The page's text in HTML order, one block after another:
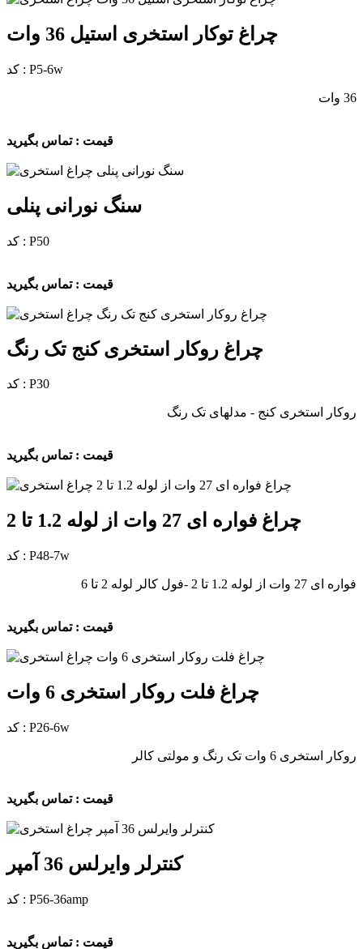
چراغ توکار استخری استیل 36 وات
کد : P5-6w
36 وات
قیمت : تماس بگیرید
سنگ نورانی پنلی
کد : P50
قیمت : تماس بگیرید
چراغ روکار استخری کنج تک رنگ
کد : P30
روکار استخری کنج - مدلهای تک رنگ
قیمت : تماس بگیرید
چراغ فواره ای 27 وات از لوله 1.2 تا 2
کد : P48-7w
فواره ای 27 وات از لوله 1.2 تا 2 -فول کالر لوله 2 تا 6
قیمت : تماس بگیرید
چراغ فلت روکار استخری 6 وات
کد : P26-6w
روکار استخری 6 وات تک رنگ و مولتی کالر
قیمت : تماس بگیرید
کنترلر وایرلس 36 آمپر
کد : P56-36amp
قیمت : تماس بگیرید